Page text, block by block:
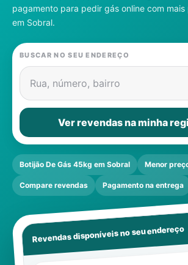
Cadastre-se
Gás
Contatos
pagamento para pedir gás online com
em Sobral.
BUSCAR NO SEU ENDEREÇO
Rua, número, bairro
Ver revendas na minha
Botijão De Gás 45kg em Sobral Menor
Compare revendas Pagamento na entrega
Revendas disponíveis no seu endereço